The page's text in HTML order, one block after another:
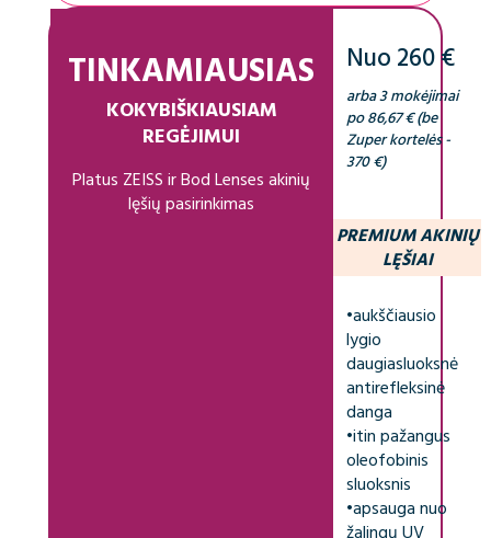
TINKAMIAUSIAS
KOKYBIŠKIAUSIAM
REGĖJIMUI
Platus ZEISS ir Bod Lenses akinių
lęšių pasirinkimas
Nuo 260 €
arba 3 mokėjimai
po 86,67 € (be
Zuper kortelės -
370 €)
PREMIUM AKINIŲ
LĘŠIAI
•aukščiausio
lygio
daugiasluoksnė
antirefleksinė
danga
•itin pažangus
oleofobinis
sluoksnis
•apsauga nuo
žalingų UV